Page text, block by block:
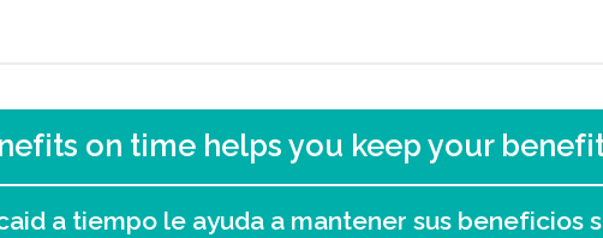
on time helps you keep your
a tiempo le ayuda a mantener sus beneficios